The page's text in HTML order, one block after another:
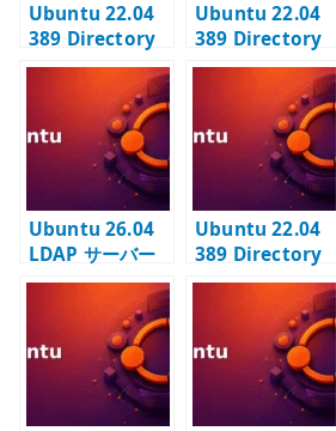
Ubuntu 22.04
389 Directory
Server #1 – イ
ンスタンス作成
と suffix 設計
Ubuntu 22.04
389 Directory
Server #2 – TLS
有効化と LDAPS
Ubuntu 26.04
LDAP サーバー
の基本設定 – 389
Server でディレ
クトリ基盤を作
Ubuntu 22.04
389 Directory
Server #5 – グ
ループとユーザ
ーの登録